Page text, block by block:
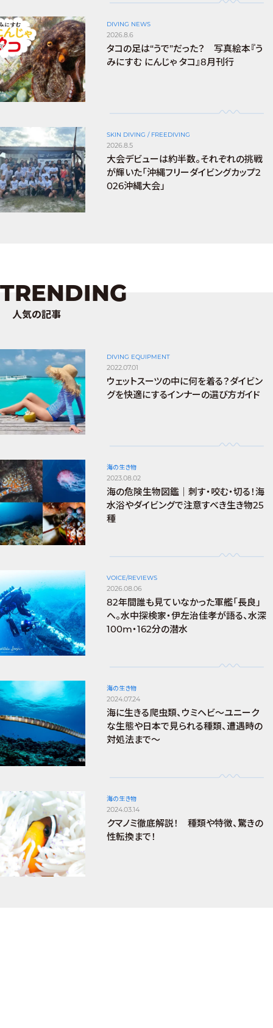
DIVING NEWS
2026.8.6
タコの足は“うで”だった？ 写真絵本『う
みにすむ にんじゃ タコ』8月刊行
SKIN DIVING / FREEDIVING
2026.8.5
大会デビューは約半数。それぞれの挑戦
が輝いた「沖縄フリーダイビングカップ2
026沖縄大会」
TRENDING
人気の記事
DIVING EQUIPMENT
2022.07.01
ウェットスーツの中に何を着る？ダイビン
グを快適にするインナーの選び方ガイド
海の生き物
2023.08.02
海の危険生物図鑑｜刺す・咬む・切る！海
水浴やダイビングで注意すべき生き物25
種
VOICE/REVIEWS
2026.08.06
82年間誰も見ていなかった軍艦「長良」
へ。水中探検家・伊左治佳孝が語る、水深
100m・162分の潜水
海の生き物
2024.07.24
海に生きる爬虫類、ウミヘビ～ユニーク
な生態や日本で見られる種類、遭遇時の
対処法まで～
海の生き物
2024.03.14
クマノミ徹底解説！ 種類や特徴、驚きの
性転換まで！